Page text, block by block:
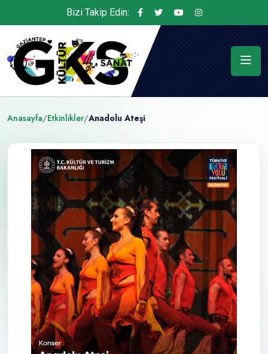
Bizi Takip Edin:
Anasayfa/Etkinlikler/Anadolu Ateşi